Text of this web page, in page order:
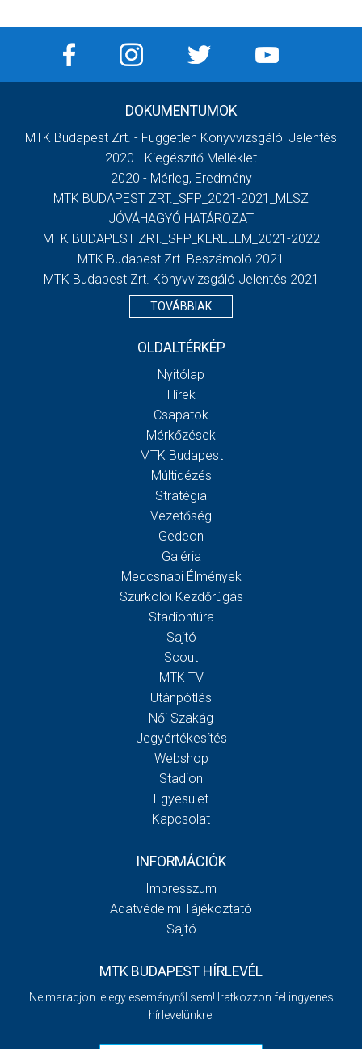
DOKUMENTUMOK
MTK Budapest Zrt. - Független Könyvvizsgálói Jelentés
2020 - Kiegészítő Melléklet
2020 - Mérleg, Eredmény
MTK BUDAPEST ZRT._SFP_2021-2021_MLSZ
JÓVÁHAGYÓ HATÁROZAT
MTK BUDAPEST ZRT._SFP_KERELEM_2021-2022
MTK Budapest Zrt. Beszámoló 2021
MTK Budapest Zrt. Könyvvizsgáló Jelentés 2021
TOVÁBBIAK
OLDALTÉRKÉP
Nyitólap
Hírek
Csapatok
Mérkőzések
MTK Budapest
Múltidézés
Stratégia
Vezetőség
Gedeon
Galéria
Meccsnapi Élmények
Szurkolói Kezdőrúgás
Stadiontúra
Sajtó
Scout
MTK TV
Utánpótlás
Női Szakág
Jegyértékesítés
Webshop
Stadion
Egyesület
Kapcsolat
INFORMÁCIÓK
Impresszum
Adatvédelmi Tájékoztató
Sajtó
MTK BUDAPEST HÍRLEVÉL
Ne maradjon le egy eseményről sem! Iratkozzon fel ingyenes
hírlevelünkre: